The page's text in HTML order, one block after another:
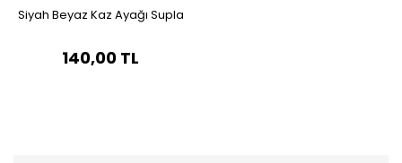
Siyah Beyaz Kaz Ayağı Supla
140,00 TL